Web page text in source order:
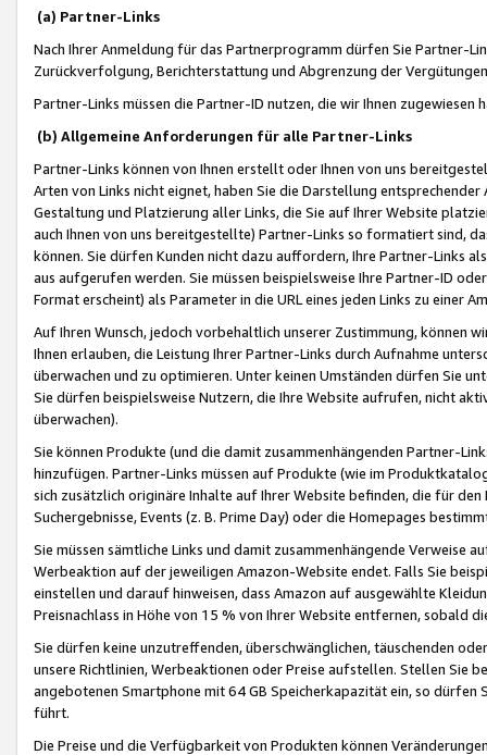
(a) Partner-Links
Nach Ihrer Anmeldung für das Partnerprogramm dürfen Sie Partner-
Zurückverfolgung, Berichterstattung und Abgrenzung der
Partner-Links müssen die Partner-ID nutzen, die wir Ihnen zugewiesen
(b) Allgemeine Anforderungen für alle Partner-Links
Partner-Links können von Ihnen erstellt oder Ihnen von uns
Arten von Links nicht eignet, haben Sie die Darstellung
Gestaltung und Platzierung aller Links, die Sie auf Ihrer Website
auch Ihnen von uns bereitgestellte) Partner-Links so formatiert sind,
können. Sie dürfen Kunden nicht dazu auffordern, Ihre Partner-Links
aus aufgerufen werden. Sie müssen beispielsweise Ihre Partner-ID
Format erscheint) als Parameter in die URL eines jeden Links zu einer
Auf Ihren Wunsch, jedoch vorbehaltlich unserer Zustimmung, können
Ihnen erlauben, die Leistung Ihrer Partner-Links durch Aufnahme
überwachen und zu optimieren. Unter keinen Umständen dürfen Sie
Sie dürfen beispielsweise Nutzern, die Ihre Website aufrufen, nicht
überwachen).
Sie können Produkte (und die damit zusammenhängenden Partner-
hinzufügen. Partner-Links müssen auf Produkte (wie im
sich zusätzlich originäre Inhalte auf Ihrer Website befinden, die für
Suchergebnisse, Events (z. B. Prime Day) oder die Homepages
Sie müssen sämtliche Links und damit zusammenhängende
Werbeaktion auf der jeweiligen Amazon-Website endet. Falls Sie
einstellen und darauf hinweisen, dass Amazon auf ausgewählte
Preisnachlass in Höhe von 15 % von Ihrer Website entfernen, sobald
Sie dürfen keine unzutreffenden, überschwänglichen, täuschenden
unsere Richtlinien, Werbeaktionen oder Preise aufstellen. Stellen Sie
angebotenen Smartphone mit 64 GB Speicherkapazität ein, so dürfen
führt.
Die Preise und die Verfügbarkeit von Produkten können